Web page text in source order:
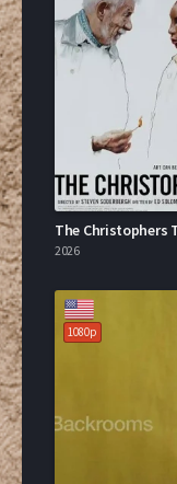
2026
1080p